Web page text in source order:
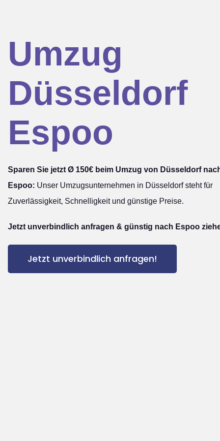
Umzug
Düsseldorf
Espoo
Sparen Sie jetzt Ø 150€ beim Umzug von Düsseldorf
Espoo: Unser Umzugsunternehmen in Düsseldorf steht für
Zuverlässigkeit, Schnelligkeit und günstige Preise.
Jetzt unverbindlich anfragen & günstig nach Espoo
Jetzt unverbindlich anfragen!